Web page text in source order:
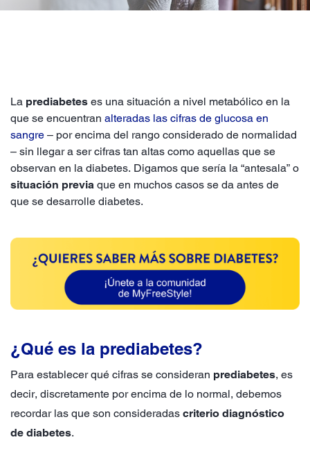
La prediabetes es una situación a nivel metabólico en la
que se encuentran alteradas las cifras de glucosa en
sangre – por encima del rango considerado de normalidad
– sin llegar a ser cifras tan altas como aquellas que se
observan en la diabetes. Digamos que sería la “antesala” o
situación previa que en muchos casos se da antes de
que se desarrolle diabetes.
¿Qué es la prediabetes?
Para establecer qué cifras se consideran prediabetes, es
decir, discretamente por encima de lo normal, debemos
recordar las que son consideradas criterio diagnóstico
de diabetes.